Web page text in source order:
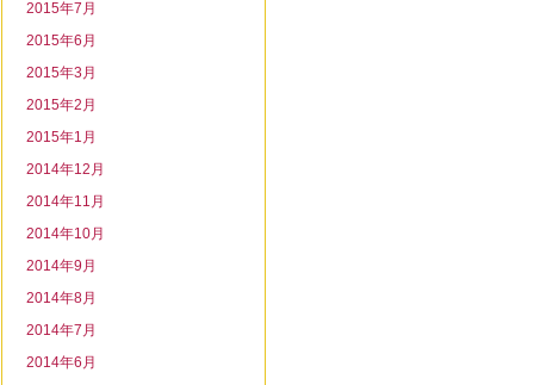
2015年7月
2015年6月
2015年3月
2015年2月
2015年1月
2014年12月
2014年11月
2014年10月
2014年9月
2014年8月
2014年7月
2014年6月